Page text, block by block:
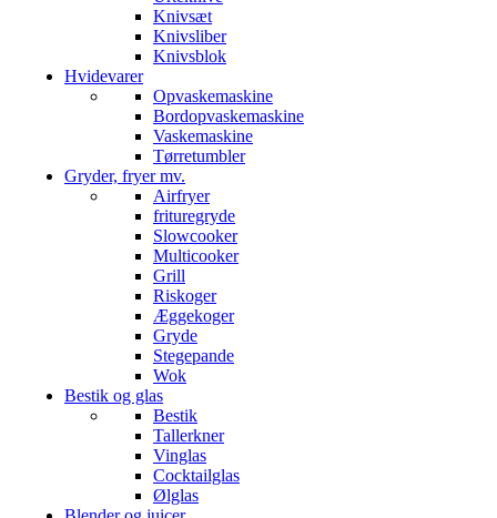
Knivsæt
Knivsliber
Knivsblok
Hvidevarer
Opvaskemaskine
Bordopvaskemaskine
Vaskemaskine
Tørretumbler
Gryder, fryer mv.
Airfryer
frituregryde
Slowcooker
Multicooker
Grill
Riskoger
Æggekoger
Gryde
Stegepande
Wok
Bestik og glas
Bestik
Tallerkner
Vinglas
Cocktailglas
Ølglas